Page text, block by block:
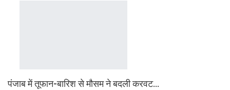
पंजाब में तूफान-बारिश से मौसम ने बदली करवट…